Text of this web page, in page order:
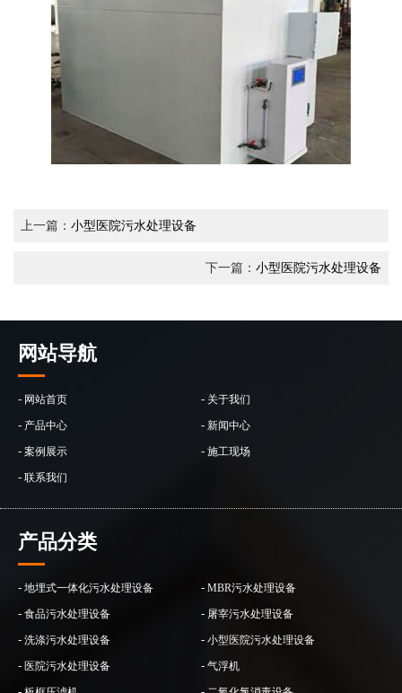
上一篇： 小型医院污水处理设备
下一篇： 小型医院污水处理设备
网站导航
- 网站首页 - 关于我们
- 产品中心 - 新闻中心
- 案例展示 - 施工现场
- 联系我们
产品分类
- 地埋式一体化污水处理设备 - MBR污水处理设备
- 食品污水处理设备 - 屠宰污水处理设备
- 洗涤污水处理设备 - 小型医院污水处理设备
- 医院污水处理设备 - 气浮机